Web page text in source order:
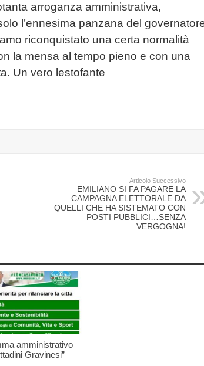
arroganza amministrativa,
l’ennesima panzana del
riconquistato una certa normalità
la mensa al tempo pieno e con una
Un vero lestofante
Articolo Successivo
EMILIANO SI FA PAGARE LA
CAMPAGNA ELETTORALE DA
QUELLI CHE HA SISTEMATO CON
POSTI PUBBLICI…SENZA
VERGOGNA!
amministrativo –
Gravinesi”